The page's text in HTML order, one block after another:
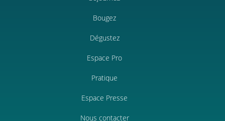
Bougez
Dégustez
Espace Pro
Pratique
Espace Presse
Nous contacter